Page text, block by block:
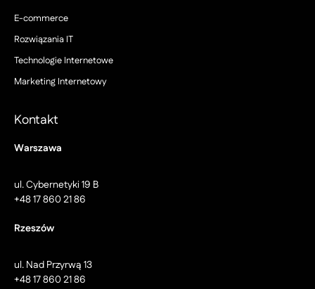
E-commerce
Rozwiązania IT
Technologie Internetowe
Marketing Internetowy
Kontakt
Warszawa
ul. Cybernetyki 19 B
+48 17 860 21 86
Rzeszów
ul. Nad Przyrwą 13
+48 17 860 21 86